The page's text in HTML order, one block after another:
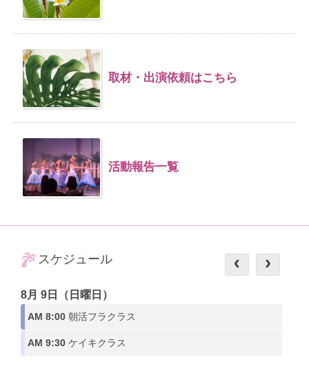
取材・出演依頼はこちら
活動報告一覧
スケジュール
8月 9日（日曜日）
AM 8:00 朝活フラクラス
AM 9:30 ケイキクラス